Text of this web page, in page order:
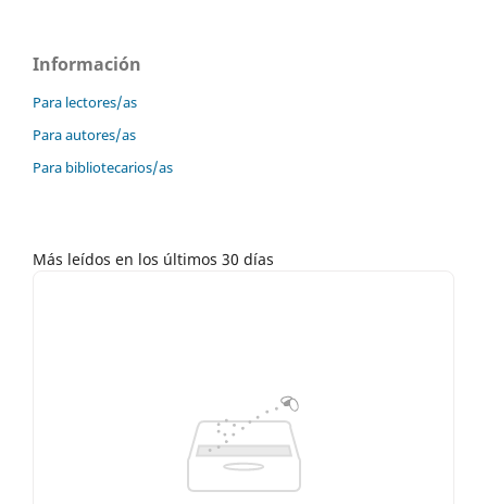
Información
Para lectores/as
Para autores/as
Para bibliotecarios/as
Más leídos en los últimos 30 días